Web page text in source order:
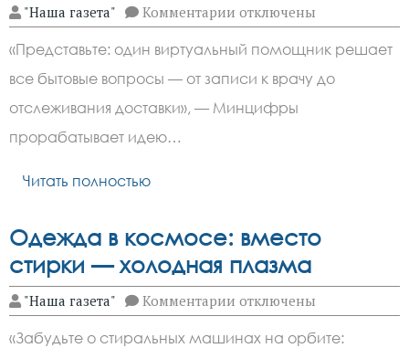
"Наша газета" Комментарии к
записи
ИИ‑ассистент
на
«Госуслугах»:
Россия
может
стать
отключены
«Представьте: один виртуальный помощник решает
все бытовые вопросы — от записи к врачу до
отслеживания доставки», — Минцифры
прорабатывает идею…
Читать полностью
Одежда в космосе: вместо
стирки — холодная плазма
"Наша газета" Комментарии к
записи
отключены
«Забудьте о стиральных машинах на орбите: